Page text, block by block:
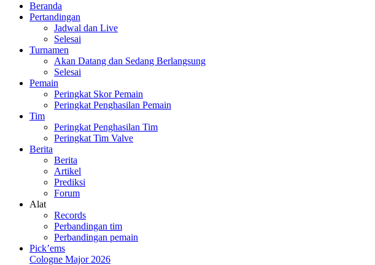
Beranda
Pertandingan
Jadwal dan Live
Selesai
Turnamen
Akan Datang dan Sedang Berlangsung
Selesai
Pemain
Peringkat Skor Pemain
Peringkat Penghasilan Pemain
Tim
Peringkat Penghasilan Tim
Peringkat Tim Valve
Berita
Berita
Artikel
Prediksi
Forum
Alat
Records
Perbandingan tim
Perbandingan pemain
Pick’ems
Cologne Major 2026